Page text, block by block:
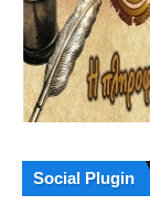
Social Plugin